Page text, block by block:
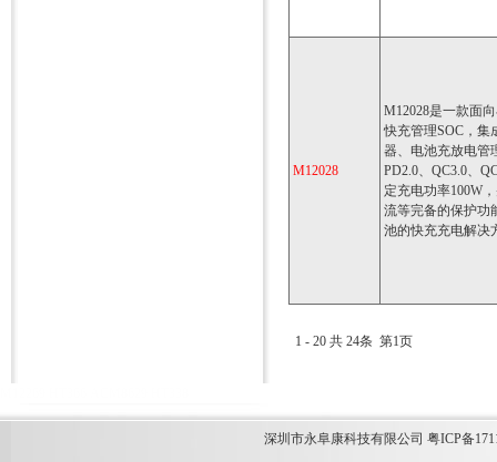
M12028
M12028是一款面
快充管理SOC，集
器、电池充放电管
PD2.0、QC3.0、
定充电功率100W
流等完备的保护功
池的快充充电解决
1 - 20 共 24条 第1页
深圳市永阜康科技有限公司 粤ICP备